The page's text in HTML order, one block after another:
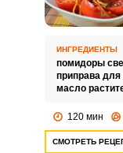
ИНГРЕДИЕНТЫ
помидоры
приправа для
масло
120 мин
СМОТРЕТЬ